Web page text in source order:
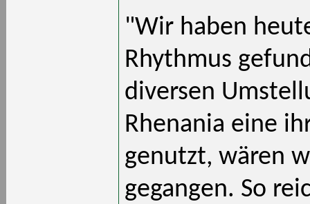
"Wir haben
Rhythmus
diversen
Rhenania eine
genutzt, wären
gegangen. So